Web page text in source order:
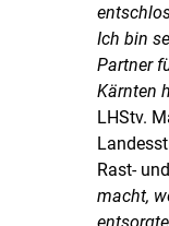
Ich bin
Partner
Kärnten
LHStv.
Rast-
macht,